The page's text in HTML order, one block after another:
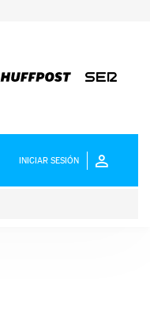
INICIAR SESIÓN